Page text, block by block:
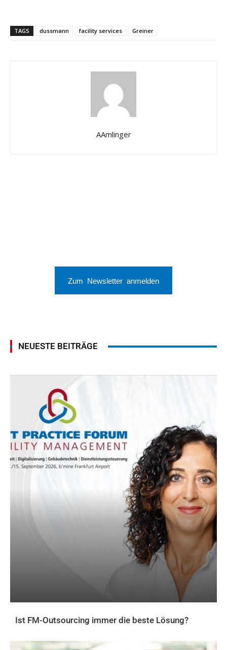
TAGS dussmann facility services Greiner
AAmlinger
Zum Newsletter anmelden
NEUESTE BEITRÄGE
Ist FM-Outsourcing immer die beste Lösung?